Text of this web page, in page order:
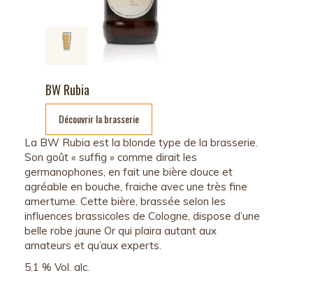
BW Rubia
Découvrir la brasserie
La BW Rubia est la blonde type de la brasserie.
Son goût « suffig » comme dirait les
germanophones, en fait une bière douce et
agréable en bouche, fraiche avec une très fine
amertume. Cette bière, brassée selon les
influences brassicoles de Cologne, dispose d’une
belle robe jaune Or qui plaira autant aux
amateurs et qu’aux experts.
5.1 % Vol. alc.